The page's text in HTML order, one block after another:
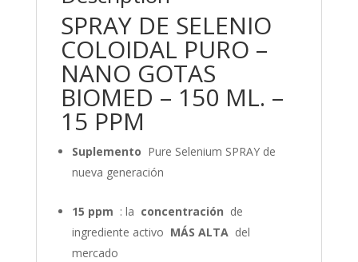
SPRAY DE SELENIO
COLOIDAL PURO –
NANO GOTAS
BIOMED – 150 ML. –
15 PPM
Suplemento Pure Selenium SPRAY de
nueva generación
15 ppm : la concentración de
ingrediente activo MÁS ALTAdel
mercado